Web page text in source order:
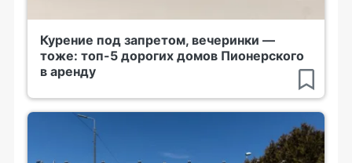
Курение под запретом, вечеринки —
тоже: топ-5 дорогих домов Пионерского
в аренду